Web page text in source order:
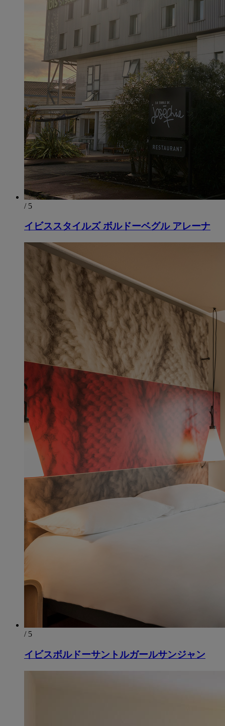
/ 5
イビススタイルズ ボルドーベグル アレーナ
/ 5
イビスボルドーサントルガールサンジャン